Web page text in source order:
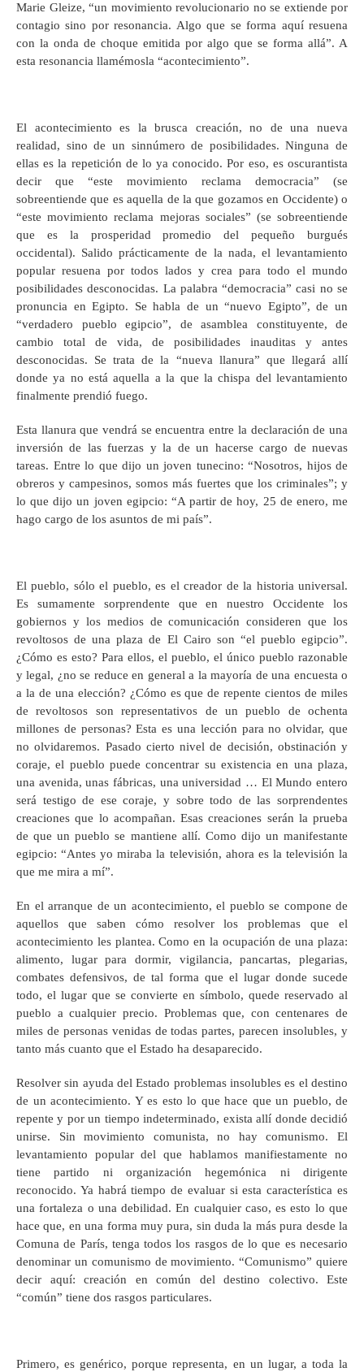
Marie Gleize, “un movimiento revolucionario no se extiende por
contagio sino por resonancia. Algo que se forma aquí resuena
con la onda de choque emitida por algo que se forma allá”. A
esta resonancia llamémosla “acontecimiento”.
El acontecimiento es la brusca creación, no de una nueva
realidad, sino de un sinnúmero de posibilidades. Ninguna de
ellas es la repetición de lo ya conocido. Por eso, es oscurantista
decir que “este movimiento reclama democracia” (se
sobreentiende que es aquella de la que gozamos en Occidente) o
“este movimiento reclama mejoras sociales” (se sobreentiende
que es la prosperidad promedio del pequeño burgués
occidental). Salido prácticamente de la nada, el levantamiento
popular resuena por todos lados y crea para todo el mundo
posibilidades desconocidas. La palabra “democracia” casi no se
pronuncia en Egipto. Se habla de un “nuevo Egipto”, de un
“verdadero pueblo egipcio”, de asamblea constituyente, de
cambio total de vida, de posibilidades inauditas y antes
desconocidas. Se trata de la “nueva llanura” que llegará allí
donde ya no está aquella a la que la chispa del levantamiento
finalmente prendió fuego.
Esta llanura que vendrá se encuentra entre la declaración de una
inversión de las fuerzas y la de un hacerse cargo de nuevas
tareas. Entre lo que dijo un joven tunecino: “Nosotros, hijos de
obreros y campesinos, somos más fuertes que los criminales”; y
lo que dijo un joven egipcio: “A partir de hoy, 25 de enero, me
hago cargo de los asuntos de mi país”.
El pueblo, sólo el pueblo, es el creador de la historia universal.
Es sumamente sorprendente que en nuestro Occidente los
gobiernos y los medios de comunicación consideren que los
revoltosos de una plaza de El Cairo son “el pueblo egipcio”.
¿Cómo es esto? Para ellos, el pueblo, el único pueblo razonable
y legal, ¿no se reduce en general a la mayoría de una encuesta o
a la de una elección? ¿Cómo es que de repente cientos de miles
de revoltosos son representativos de un pueblo de ochenta
millones de personas? Esta es una lección para no olvidar, que
no olvidaremos. Pasado cierto nivel de decisión, obstinación y
coraje, el pueblo puede concentrar su existencia en una plaza,
una avenida, unas fábricas, una universidad … El Mundo entero
será testigo de ese coraje, y sobre todo de las sorprendentes
creaciones que lo acompañan. Esas creaciones serán la prueba
de que un pueblo se mantiene allí. Como dijo un manifestante
egipcio: “Antes yo miraba la televisión, ahora es la televisión la
que me mira a mí”.
En el arranque de un acontecimiento, el pueblo se compone de
aquellos que saben cómo resolver los problemas que el
acontecimiento les plantea. Como en la ocupación de una plaza:
alimento, lugar para dormir, vigilancia, pancartas, plegarias,
combates defensivos, de tal forma que el lugar donde sucede
todo, el lugar que se convierte en símbolo, quede reservado al
pueblo a cualquier precio. Problemas que, con centenares de
miles de personas venidas de todas partes, parecen insolubles, y
tanto más cuanto que el Estado ha desaparecido.
Resolver sin ayuda del Estado problemas insolubles es el destino
de un acontecimiento. Y es esto lo que hace que un pueblo, de
repente y por un tiempo indeterminado, exista allí donde decidió
unirse. Sin movimiento comunista, no hay comunismo. El
levantamiento popular del que hablamos manifiestamente no
tiene partido ni organización hegemónica ni dirigente
reconocido. Ya habrá tiempo de evaluar si esta característica es
una fortaleza o una debilidad. En cualquier caso, es esto lo que
hace que, en una forma muy pura, sin duda la más pura desde la
Comuna de París, tenga todos los rasgos de lo que es necesario
denominar un comunismo de movimiento. “Comunismo” quiere
decir aquí: creación en común del destino colectivo. Este
“común” tiene dos rasgos particulares.
Primero, es genérico, porque representa, en un lugar, a toda la